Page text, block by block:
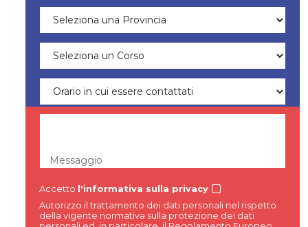
Messaggio
Accetto l'informativa sulla privacy
Autorizzo il trattamento dei dati personali nel rispetto
della vigente normativa sulla protezione dei dati